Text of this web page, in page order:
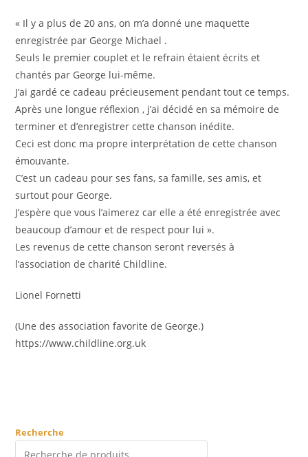
« Il y a plus de 20 ans, on m’a donné une maquette
enregistrée par George Michael .
Seuls le premier couplet et le refrain étaient écrits et
chantés par George lui-même.
J’ai gardé ce cadeau précieusement pendant tout ce temps.
Après une longue réflexion , j’ai décidé en sa mémoire de
terminer et d’enregistrer cette chanson inédite.
Ceci est donc ma propre interprétation de cette chanson
émouvante.
C’est un cadeau pour ses fans, sa famille, ses amis, et
surtout pour George.
J’espère que vous l’aimerez car elle a été enregistrée avec
beaucoup d’amour et de respect pour lui ».
Les revenus de cette chanson seront reversés à
l’association de charité Childline.
Lionel Fornetti
(Une des association favorite de George.)
https://www.childline.org.uk
Recherche